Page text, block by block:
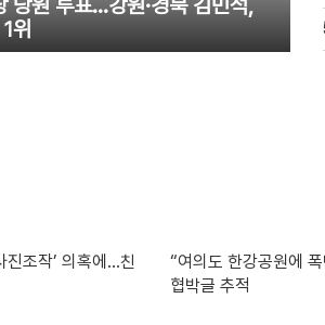
당원 투표…강원·경북 김민석,
위
진조작’ 의혹에…친
“여의도 한강공원에
협박글 추적